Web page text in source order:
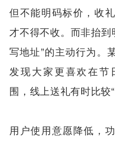
但不能明码标价，收
才不得不收。而非抬
写地址”的主动行为。
发现大家更喜欢在节
围，线上送礼有时比较“
用户使用意愿降低，